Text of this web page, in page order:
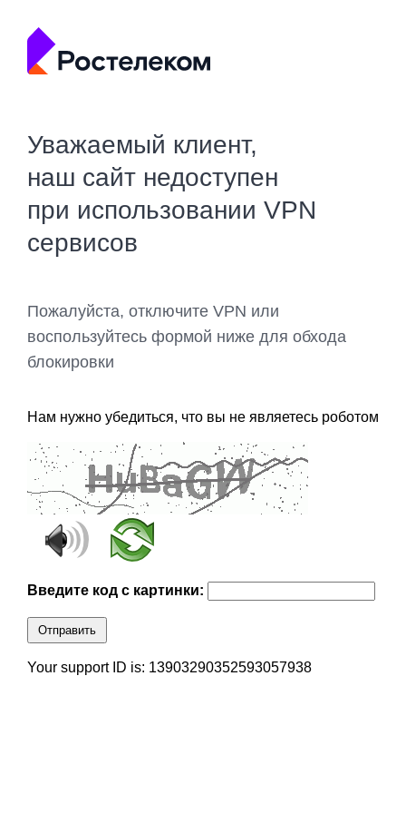
Уважаемый клиент,
наш сайт недоступен
при использовании VPN
сервисов
Пожалуйста, отключите VPN или
воспользуйтесь формой ниже для обхода
блокировки
Нам нужно убедиться, что вы не являетесь роботом
Введите код с картинки:
Отправить
Your support ID is: 13903290352593057938